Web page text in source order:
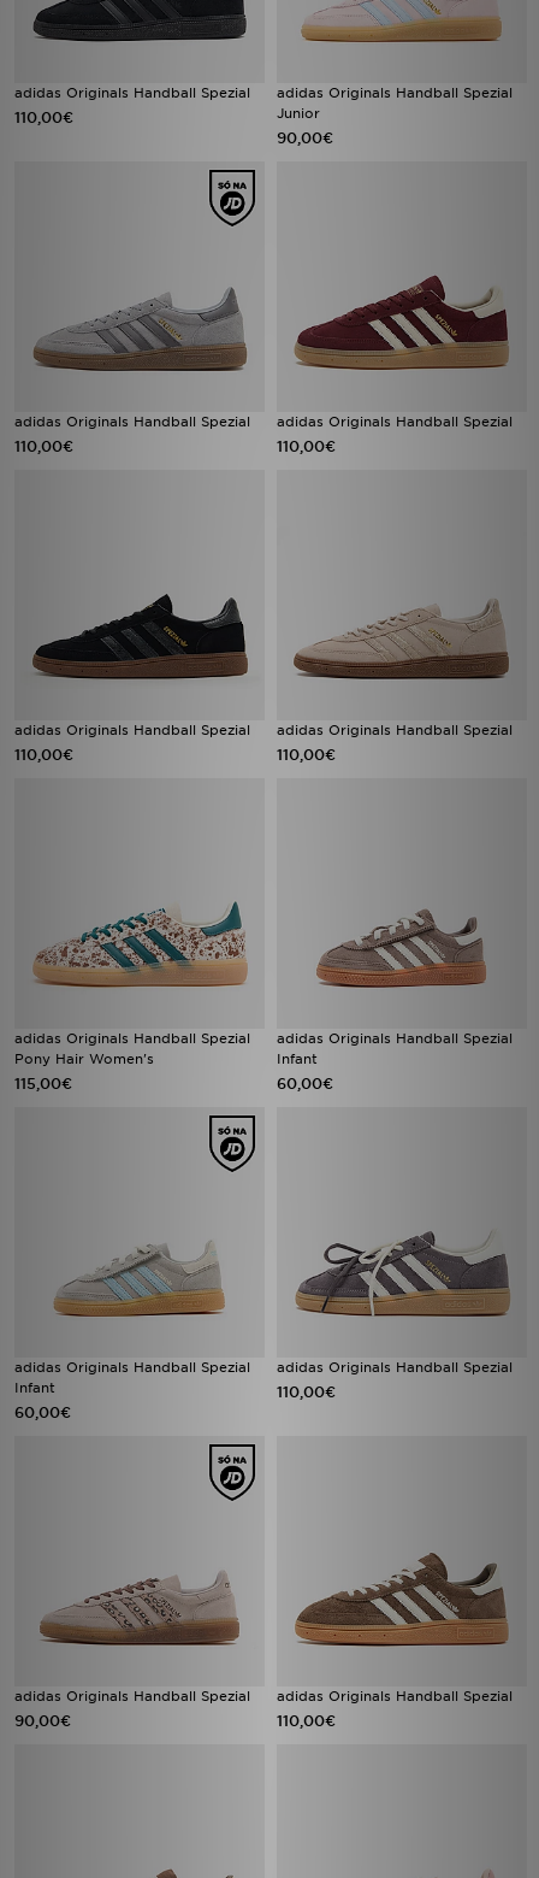
adidas Originals Handball Spezial
110,00€
adidas Originals Handball Spezial
Junior
90,00€
adidas Originals Handball Spezial
110,00€
adidas Originals Handball Spezial
110,00€
adidas Originals Handball Spezial
110,00€
adidas Originals Handball Spezial
110,00€
adidas Originals Handball Spezial
Pony Hair Women's
115,00€
adidas Originals Handball Spezial
Infant
60,00€
adidas Originals Handball Spezial
Infant
60,00€
adidas Originals Handball Spezial
110,00€
adidas Originals Handball Spezial
90,00€
adidas Originals Handball Spezial
110,00€